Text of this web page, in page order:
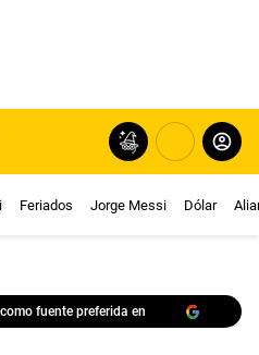
Feriados Jorge Messi Dólar
fuente preferida en